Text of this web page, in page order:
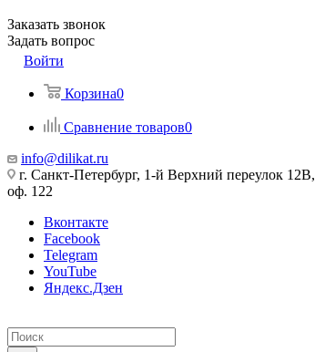
Заказать звонок
Задать вопрос
Войти
Корзина0
Сравнение товаров0
info@dilikat.ru
г. Санкт-Петербург, 1-й Верхний переулок 12В,
оф. 122
Вконтакте
Facebook
Telegram
YouTube
Яндекс.Дзен